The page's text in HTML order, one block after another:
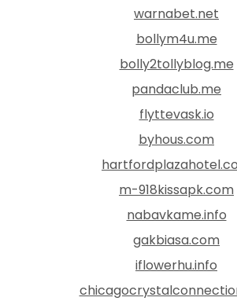
warnabet.net
bollym4u.me
bolly2tollyblog.me
pandaclub.me
flyttevask.io
byhous.com
m-918kissapk.com
nabavkame.info
gakbiasa.com
iflowerhu.info